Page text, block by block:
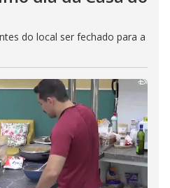
do local ser fechado para a